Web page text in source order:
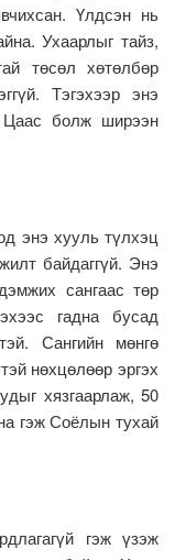
Үлдсэн нь
Ухаарлыг тайз,
төсөл хөтөлбөр
Тэгэхээр энэ
Цаас болж ширээн
энэ хууль түлхэц
байдаггүй. Энэ
сангаас төр
гадна бусад
Сангийн мөнгө
нөхцөлөөр эргэх
хязгаарлаж, 50
гэж Соёлын тухай
гэж үзэж